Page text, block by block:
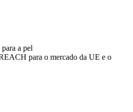
a pel
para o mercado da UE e o